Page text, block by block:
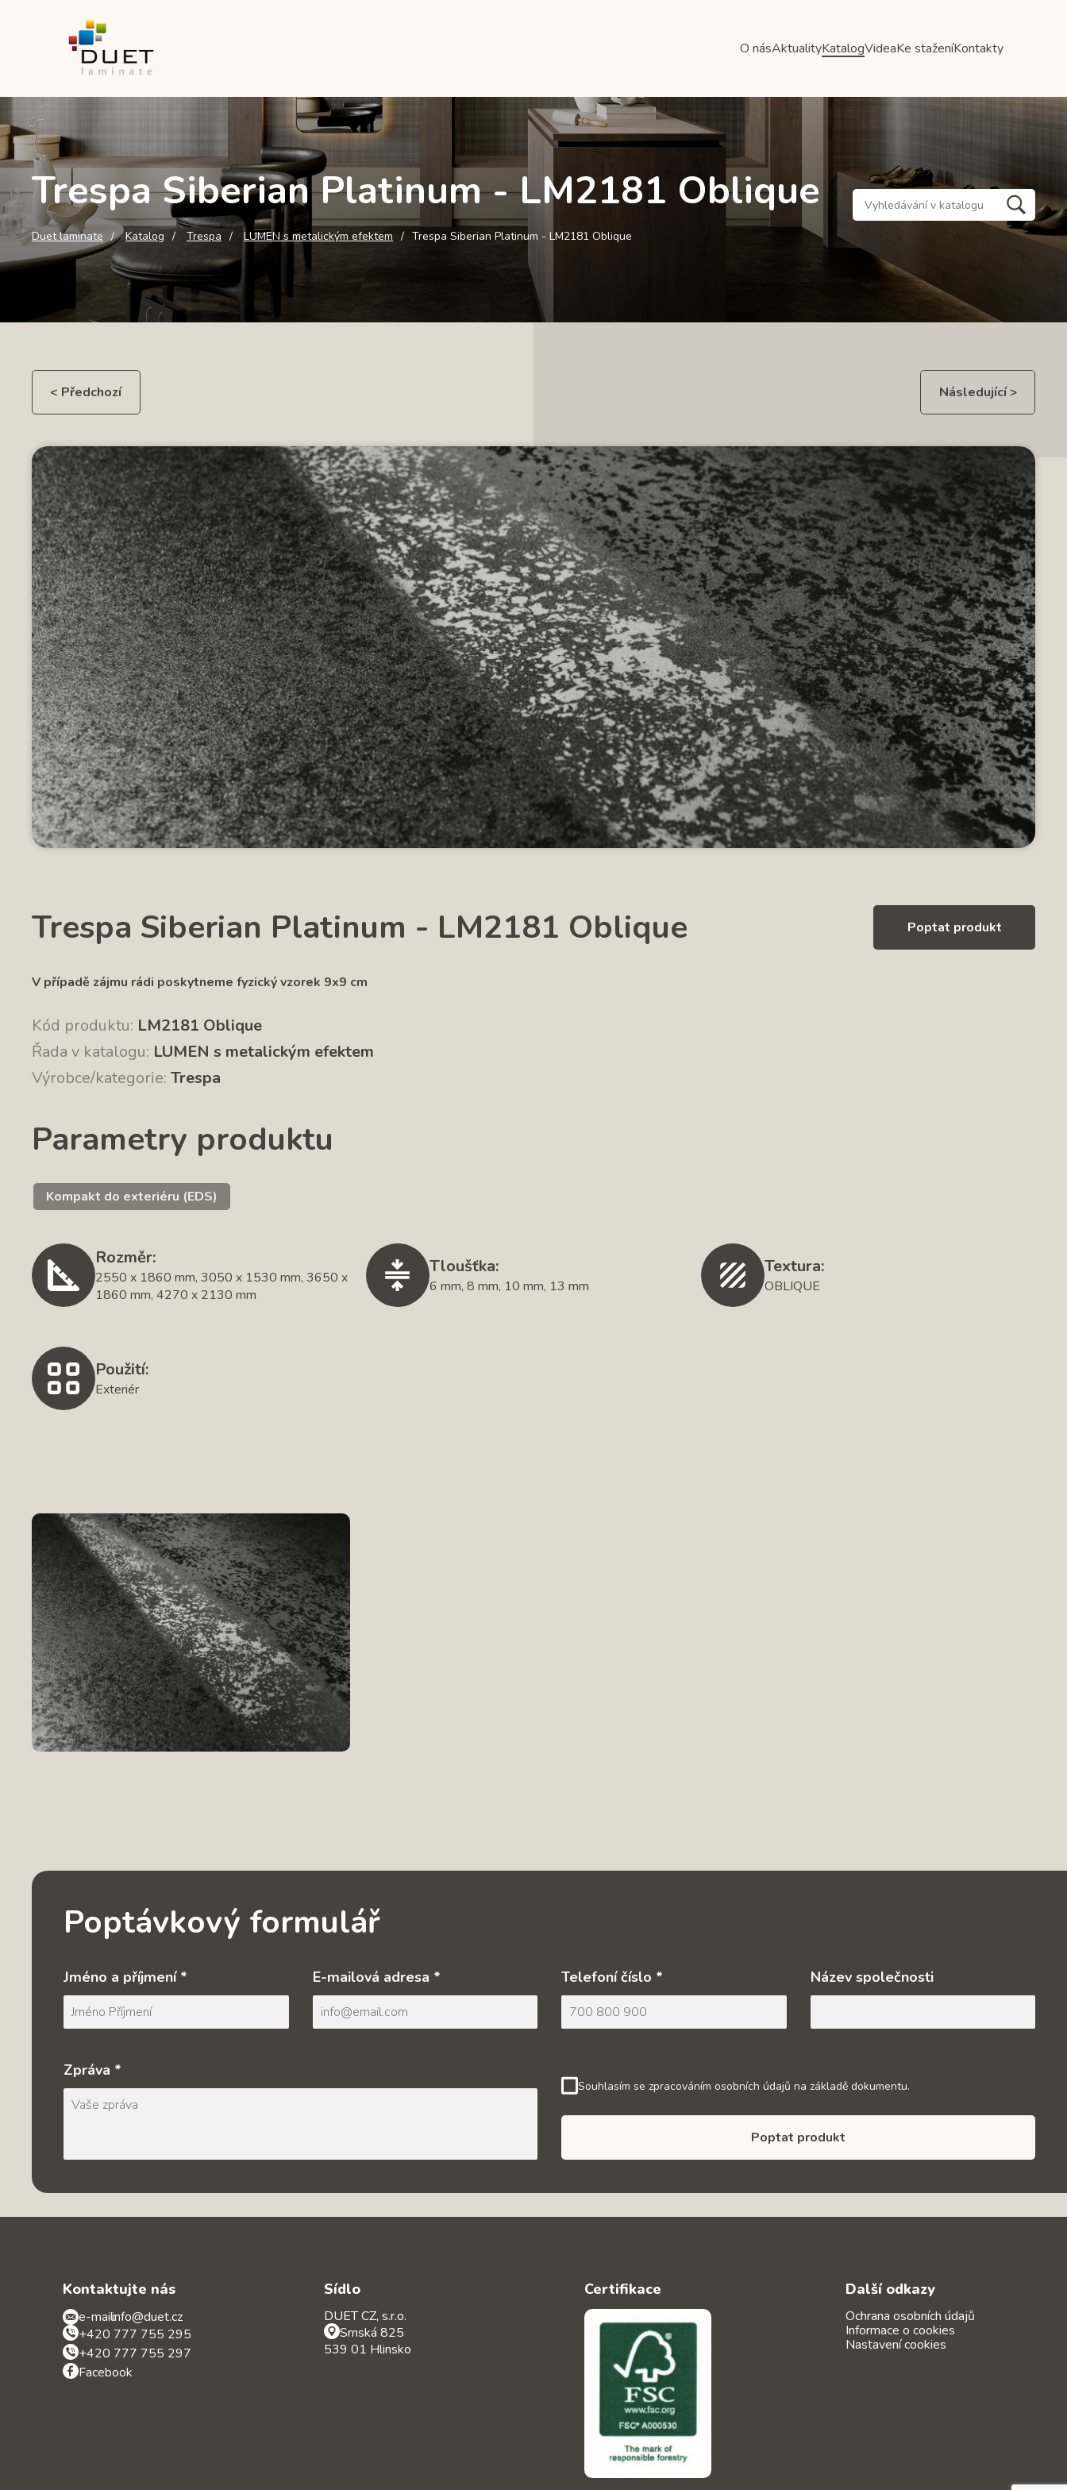
O násAktualityKatalogVideaKe staženíKontakty
Trespa Siberian Platinum - LM2181 Oblique
Duet laminate Katalog Trespa LUMEN s metalickým efektem Trespa Siberian Platinum - LM2181 Oblique
< Předchozí Následující >
Trespa Siberian Platinum - LM2181 Oblique Poptat produkt
V případě zájmu rádi poskytneme fyzický vzorek 9x9 cm
Kód produktu: LM2181 Oblique
Řada v katalogu: LUMEN s metalickým efektem
Výrobce/kategorie: Trespa
Parametry produktu
Kompakt do exteriéru (EDS)
Rozměr:
2550 x 1860 mm, 3050 x 1530 mm, 3650 x
1860 mm, 4270 x 2130 mm
Tloušťka:
6 mm, 8 mm, 10 mm, 13 mm
Textura:
OBLIQUE
Použití:
Exteriér
Poptávkový formulář
Jméno a příjmení * E-mailová adresa * Telefoní číslo * Název společnosti
Zpráva *
Souhlasím se zpracováním osobních údajů na základě dokumentu.
Poptat produkt
Kontaktujte nás
e-mail:info@duet.cz
+420 777 755 295
+420 777 755 297
Facebook
Sídlo
DUET CZ, s.r.o.
Srnská 825
539 01 Hlinsko
Certifikace Další odkazy
Ochrana osobních údajů
Informace o cookies
Nastavení cookies